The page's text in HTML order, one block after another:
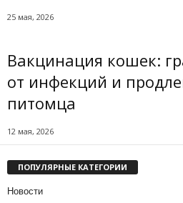
25 мая, 2026
Вакцинация кошек:
от инфекций и
питомца
12 мая, 2026
ПОПУЛЯРНЫЕ КАТЕГОРИИ
Новости